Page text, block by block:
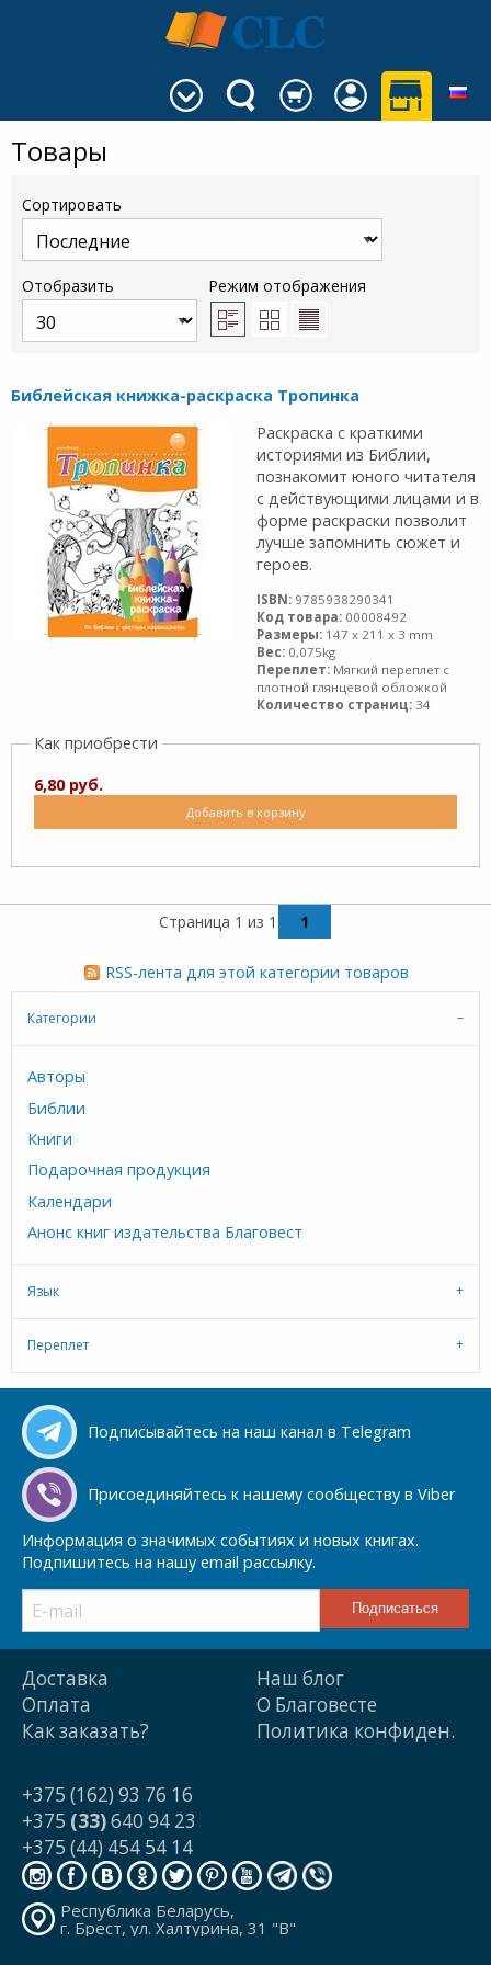
Товары
Сортировать
Отобразить Режим отображения
Библейская книжка-раскраска Тропинка
Раскраска с краткими
историями из Библии,
познакомит юного читателя
с действующими лицами и в
форме раскраски позволит
лучше запомнить сюжет и
героев.
ISBN: 9785938290341
Код товара: 00008492
Размеры: 147 x 211 x 3 mm
Вес: 0,075kg
Переплет: Мягкий переплет с
плотной глянцевой обложкой
Количество страниц: 34
Как приобрести
6,80 руб.
Добавить в корзину
Страница 1 из 1 1
RSS-лента для этой категории товаров
Категории
Авторы
Библии
Книги
Подарочная продукция
Календари
Анонс книг издательства Благовест
Язык
Переплет
Подписывайтесь на наш канал в Telegram
Присоединяйтесь к нашему сообществу в Viber
Информация о значимых событиях и новых книгах.
Подпишитесь на нашу email рассылку.
Доставка
Оплата
Как заказать?
Наш блог
О Благовесте
Политика конфиден.
+375 (162) 93 76 16
+375 (33)640 94 23
+375 (44) 454 54 14
Республика Беларусь,
г. Брест, ул. Халтурина, 31 "В"